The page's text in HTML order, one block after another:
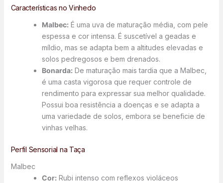
Características no Vinhedo
Malbec:É uma uva de maturação média, com pele
espessa e cor intensa. É suscetível a geadas e
míldio, mas se adapta bem a altitudes elevadas e
solos pedregosos e bem drenados.
Bonarda:De maturação mais tardia que a Malbec,
é uma casta vigorosa que requer controle de
rendimento para expressar sua melhor qualidade.
Possui boa resistência a doenças e se adapta a
uma variedade de solos, embora se beneficie de
vinhas velhas.
Perfil Sensorial na Taça
Malbec
Cor:Rubi intenso com reflexos violáceos